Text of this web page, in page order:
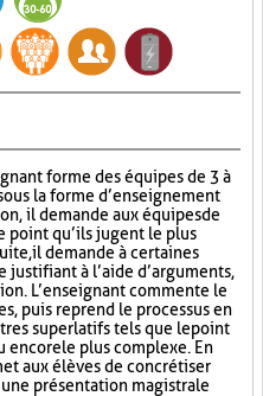
forme des équipes de 3 à
la forme d’enseignement
il demande aux équipes de
point qu’ils jugent le plus
il demande à certaines
à l’aide d’arguments,
L’enseignant commente le
puis reprend le processus en
superlatifs tels que le point
le plus complexe. En
aux élèves de concrétiser
présentation magistrale